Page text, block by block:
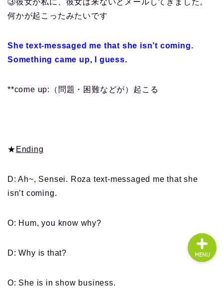
③彼女が私に、彼女は来ないとメールしてきました。
何かが起こったみたいです
She text-messaged me that she isn’t coming.
Something came up, I guess.
**come up:（問題・困難などが）起こる
★ Ending
D: Ah~, Sensei. Roza text-messaged me that she
isn’t coming.
O: Hum, you know why?
D: Why is that?
O: She is in show business.
MENU